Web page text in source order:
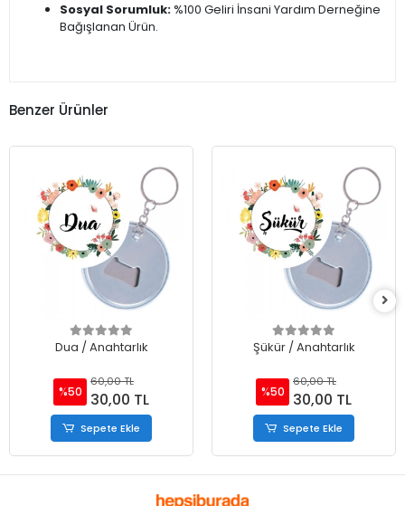
Sosyal Sorumluk: %100 Geliri İnsani Yardım Derneğine
Bağışlanan Ürün.
Benzer Ürünler
Dua / Anahtarlık
%50
60,00 TL
30,00 TL
Sepete Ekle
Şükür / Anahtarlık
%50
60,00 TL
30,00 TL
Sepete Ekle